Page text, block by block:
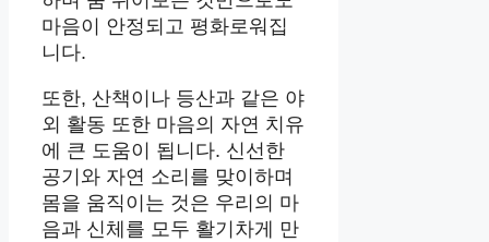
마음이 안정되고 평화로워집
니다.
또한, 산책이나 등산과 같은 야
외 활동 또한 마음의 자연 치유
에 큰 도움이 됩니다. 신선한
공기와 자연 소리를 맞이하며
몸을 움직이는 것은 우리의 마
음과 신체를 모두 활기차게 만